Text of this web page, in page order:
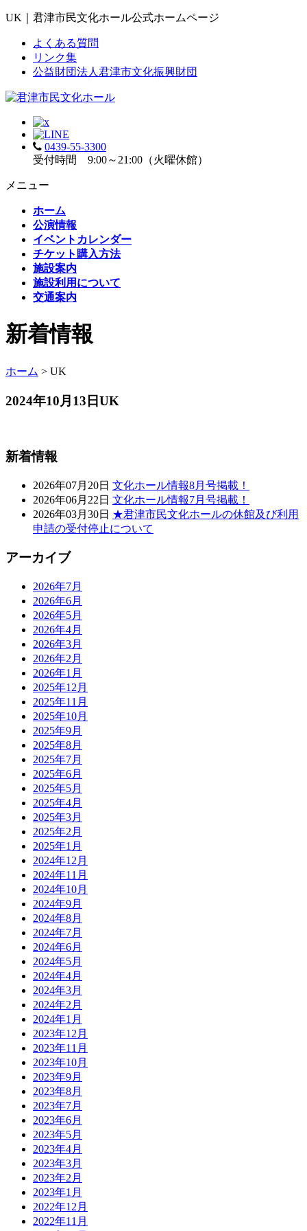
UK｜君津市民文化ホール公式ホームページ
よくある質問
リンク集
公益財団法人君津市文化振興財団
0439-55-3300
受付時間 9:00～21:00（火曜休館）
メニュー
ホーム
公演情報
イベントカレンダー
チケット購入方法
施設案内
施設利用について
交通案内
新着情報
ホーム > UK
2024年10月13日UK
新着情報
2026年07月20日 文化ホール情報8月号掲載！
2026年06月22日 文化ホール情報7月号掲載！
2026年03月30日 ★君津市民文化ホールの休館及び利用
申請の受付停止について
アーカイブ
2026年7月
2026年6月
2026年5月
2026年4月
2026年3月
2026年2月
2026年1月
2025年12月
2025年11月
2025年10月
2025年9月
2025年8月
2025年7月
2025年6月
2025年5月
2025年4月
2025年3月
2025年2月
2025年1月
2024年12月
2024年11月
2024年10月
2024年9月
2024年8月
2024年7月
2024年6月
2024年5月
2024年4月
2024年3月
2024年2月
2024年1月
2023年12月
2023年11月
2023年10月
2023年9月
2023年8月
2023年7月
2023年6月
2023年5月
2023年4月
2023年3月
2023年2月
2023年1月
2022年12月
2022年11月